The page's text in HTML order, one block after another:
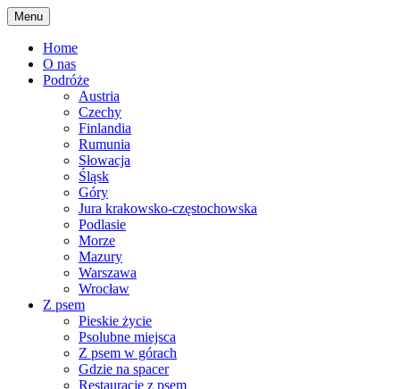
Skip
to
content
Menu
Home
O nas
Podróże
Austria
Czechy
Finlandia
Rumunia
Słowacja
Śląsk
Góry
Jura krakowsko-częstochowska
Podlasie
Morze
Mazury
Warszawa
Wrocław
Z psem
Pieskie życie
Psolubne miejsca
Z psem w górach
Gdzie na spacer
Restauracje z psem